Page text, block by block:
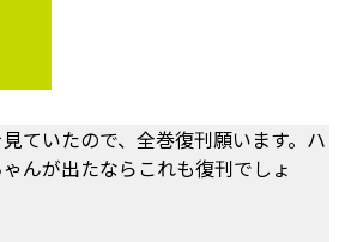
ていたので、全巻復刊願います。ハ
んが出たならこれも復刊でしょ